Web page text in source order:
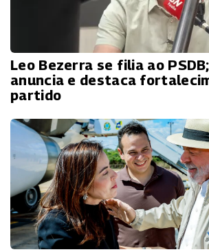
Leo Bezerra se filia ao
anuncia e destaca
partido